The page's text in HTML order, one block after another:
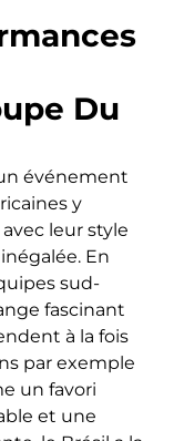
Du
événement
y
leur style
En
sud-
fascinant
à la fois
par exemple
un favori
et une